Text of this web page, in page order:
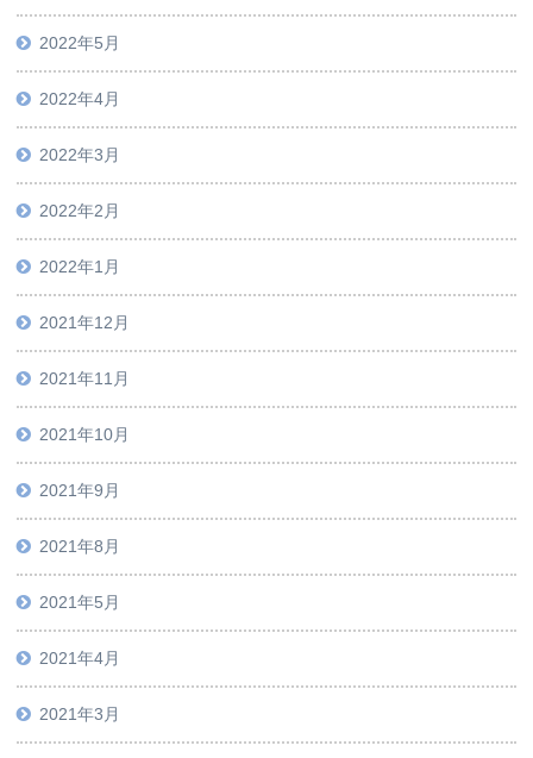
2022年5月
2022年4月
2022年3月
2022年2月
2022年1月
2021年12月
2021年11月
2021年10月
2021年9月
2021年8月
2021年5月
2021年4月
2021年3月